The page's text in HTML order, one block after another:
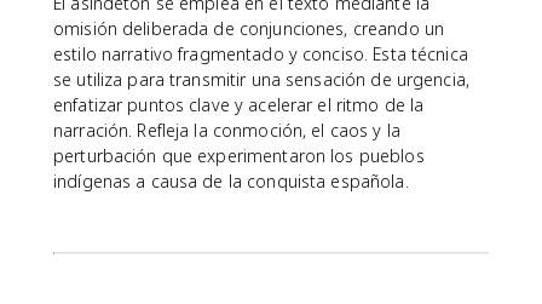
omisión deliberada de conjunciones, creando un
estilo narrativo fragmentado y conciso. Esta técnica
se utiliza para transmitir una sensación de urgencia,
enfatizar puntos clave y acelerar el ritmo de la
narración. Refleja la conmoción, el caos y la
perturbación que experimentaron los pueblos
indígenas a causa de la conquista española.